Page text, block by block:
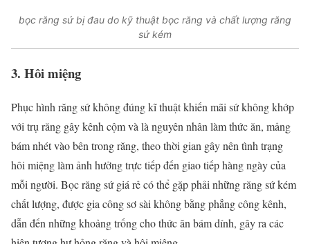
bọc răng sứ bị đau do kỹ thuật bọc răng và chất lượng răng
sứ kém
3. Hôi miệng
Phục hình răng sứ không đúng kĩ thuật khiến mãi sứ không khớp
với trụ răng gây kênh cộm và là nguyên nhân làm thức ăn, mảng
bám nhét vào bên trong răng, theo thời gian gây nên tình trạng
hôi miệng làm ảnh hưởng trực tiếp đến giao tiếp hàng ngày của
mỗi người. Bọc răng sứ giá rẻ có thể gặp phải những răng sứ kém
chất lượng, được gia công sơ sài không bằng phẳng công kênh,
dẫn đến những khoảng trống cho thức ăn bám dính, gây ra các